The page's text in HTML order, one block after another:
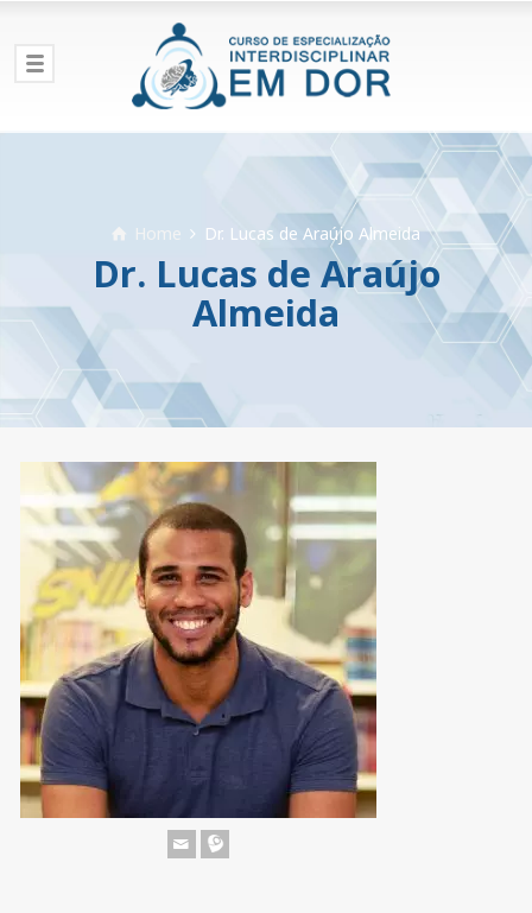
Home Dr. Lucas de Araújo Almeida
Dr. Lucas de Araújo
Almeida